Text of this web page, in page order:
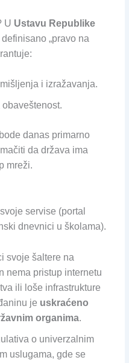
U Ustavu Republike
„pravo na
i izražavanja.
obaveštenost.
danas primarno
da država ima
mreži.
servise (portal
dnevnici u školama).
svoje šaltere na
nema pristup internetu
ili loše infrastrukture
je uskraćeno
organima.
o univerzalnim
uslugama, gde se